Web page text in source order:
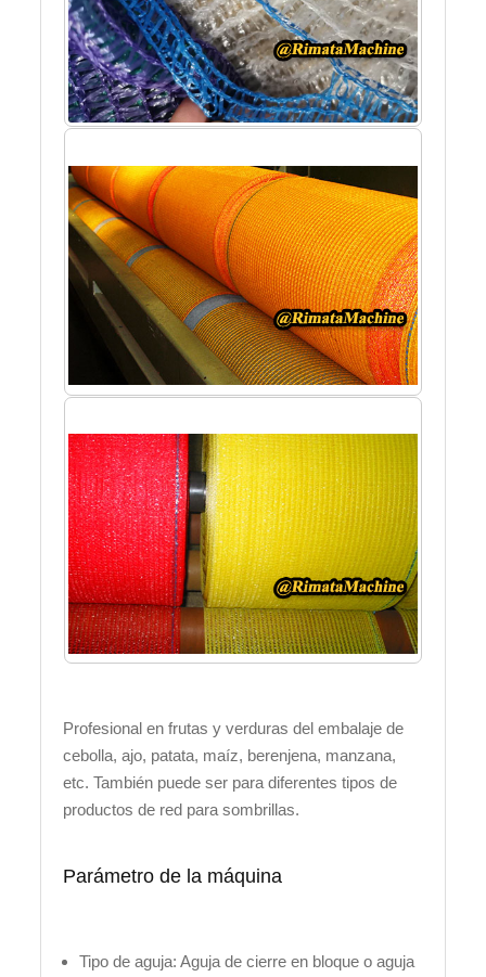
Profesional en frutas y verduras del embalaje de
cebolla, ajo, patata, maíz, berenjena, manzana,
etc. También puede ser para diferentes tipos de
productos de red para sombrillas.
Parámetro de la máquina
Tipo de aguja: Aguja de cierre en bloque o aguja